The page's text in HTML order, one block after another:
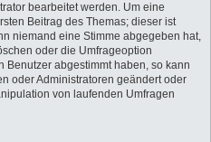
bearbeitet werden. Um eine
Beitrag des Themas; dieser ist
niemand eine Stimme abgegeben hat,
oder die Umfrageoption
abgestimmt haben, so kann
oder Administratoren geändert oder
von laufenden Umfragen